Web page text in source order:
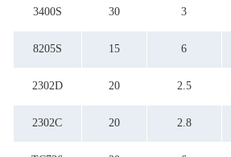
3400S 30 3
8205S 15 6
2302D 20 2.5
2302C 20 2.8